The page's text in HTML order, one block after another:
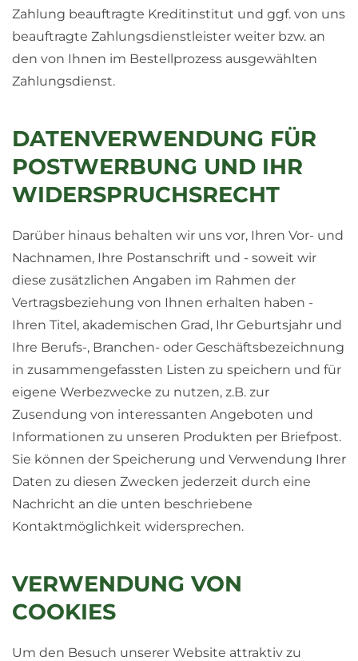
Zahlung beauftragte Kreditinstitut und ggf. von uns
beauftragte Zahlungsdienstleister weiter bzw. an
den von Ihnen im Bestellprozess ausgewählten
Zahlungsdienst.
DATENVERWENDUNG FÜR
POSTWERBUNG UND IHR
WIDERSPRUCHSRECHT
Darüber hinaus behalten wir uns vor, Ihren Vor- und
Nachnamen, Ihre Postanschrift und - soweit wir
diese zusätzlichen Angaben im Rahmen der
Vertragsbeziehung von Ihnen erhalten haben -
Ihren Titel, akademischen Grad, Ihr Geburtsjahr und
Ihre Berufs-, Branchen- oder Geschäftsbezeichnung
in zusammengefassten Listen zu speichern und für
eigene Werbezwecke zu nutzen, z.B. zur
Zusendung von interessanten Angeboten und
Informationen zu unseren Produkten per Briefpost.
Sie können der Speicherung und Verwendung Ihrer
Daten zu diesen Zwecken jederzeit durch eine
Nachricht an die unten beschriebene
Kontaktmöglichkeit widersprechen.
VERWENDUNG VON
COOKIES
Um den Besuch unserer Website attraktiv zu